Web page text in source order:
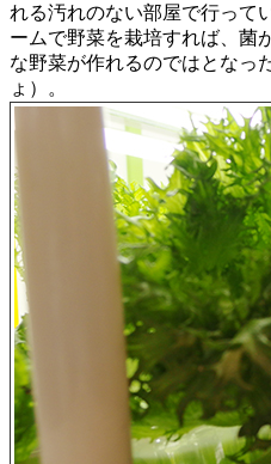
れる汚れのない部屋で行って
ームで野菜を栽培すれば、菌
な野菜が作れるのではとなっ
ょ）。